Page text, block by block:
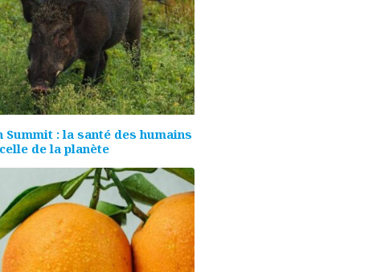
Summit : la santé des humains
de la planète